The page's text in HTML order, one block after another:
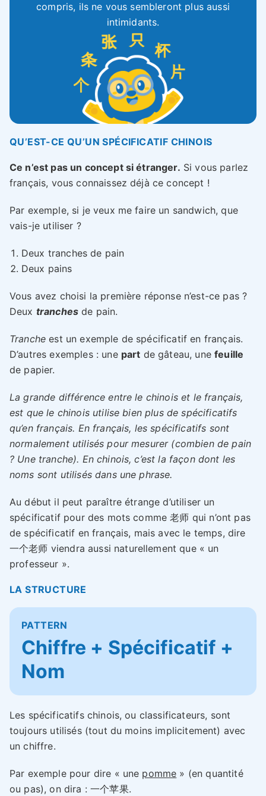
compris, ils ne vous sembleront plus aussi
intimidants.
QU’EST-CE QU’UN SPÉCIFICATIF CHINOIS
Ce n’est pas un concept si étranger. Si vous parlez
français, vous connaissez déjà ce concept !
Par exemple, si je veux me faire un sandwich, que
vais-je utiliser ?
Deux tranches de pain
Deux pains
Vous avez choisi la première réponse n’est-ce pas ?
Deux tranches de pain.
Trancheest un exemple de spécificatif en français.
D’autres exemples : une part de gâteau, unefeuille
de papier.
La grande différence entre le chinois et le français,
est que le chinois utilise bien plus de spécificatifs
qu’en français. En français, les spécificatifs sont
normalement utilisés pour mesurer (combien de pain
? Une tranche). En chinois, c’est la façon dont les
noms sont utilisés dans une phrase.
Au début il peut paraître étrange d’utiliser un
spécificatif pour des mots comme 老师 qui n’ont pas
de spécificatif en français, mais avec le temps, dire
一个老师 viendra aussi naturellement que « un
professeur ».
LA STRUCTURE
PATTERN
Chiffre + Spécificatif +
Nom
Les spécificatifs chinois, ou classificateurs, sont
toujours utilisés (tout du moins implicitement) avec
un chiffre.
Par exemple pour dire « une pomme » (en quantité
ou pas), on dira : 一个苹果.